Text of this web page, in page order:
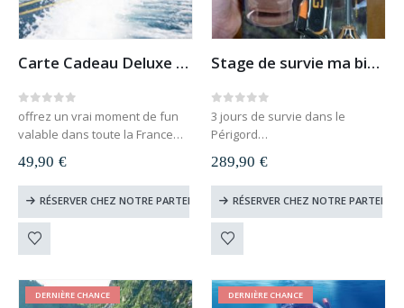
Carte Cadeau Deluxe Ski Nautique et Bouée Tractée
0out of 5
offrez un vrai moment de fun
valable dans toute la France
imprimer
le destinataire du cadeau
choisit lui-même sa date
valable 1 an
49,90 €
RÉSERVER CHEZ NOTRE PARTENAIRE
Stage de survie ma bite et mon couteau (Périgord)
0 out of 5
3 jours de survie dans le
Périgord
insoupçonnés
age minimum : 16 ans
289,90 €
RÉSERVER CHEZ NOTRE
DERNIÈRE CHANCE DERNIÈRE CHANCE